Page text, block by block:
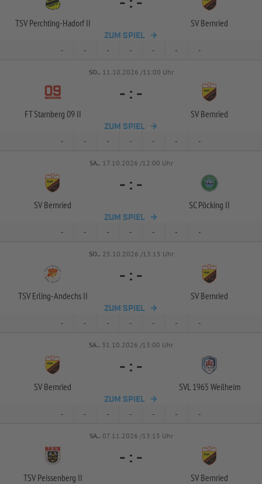
TSV Perchting-Hadorf II SV Bernried
ZUM SPIEL
- - - - - - -
SO.. 11.10.2026 /11:00 Uhr
FT Starnberg 09 II
- : -
SV Bernried
ZUM SPIEL
- - - - - - -
SA.. 17.10.2026 /12:00 Uhr
SV Bernried
- : -
SC Pöcking II
ZUM SPIEL
- - - - - - -
SO.. 25.10.2026 /13:15 Uhr
TSV Erling-Andechs II
- : -
SV Bernried
ZUM SPIEL
- - - - - - -
SA.. 31.10.2026 /13:00 Uhr
SV Bernried
- : -
SVL 1965 Weilheim
ZUM SPIEL
- - - - - - -
SA.. 07.11.2026 /13:15 Uhr
TSV Peissenberg II
- : -
SV Bernried